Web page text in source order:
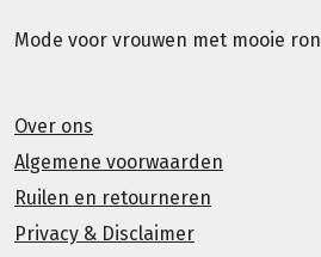
Mode voor vrouwen met mooie
Over ons
Algemene voorwaarden
Ruilen en retourneren
Privacy & Disclaimer